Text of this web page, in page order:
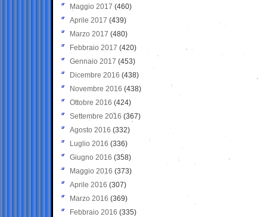
Maggio 2017 (460)
Aprile 2017 (439)
Marzo 2017 (480)
Febbraio 2017 (420)
Gennaio 2017 (453)
Dicembre 2016 (438)
Novembre 2016 (438)
Ottobre 2016 (424)
Settembre 2016 (367)
Agosto 2016 (332)
Luglio 2016 (336)
Giugno 2016 (358)
Maggio 2016 (373)
Aprile 2016 (307)
Marzo 2016 (369)
Febbraio 2016 (335)